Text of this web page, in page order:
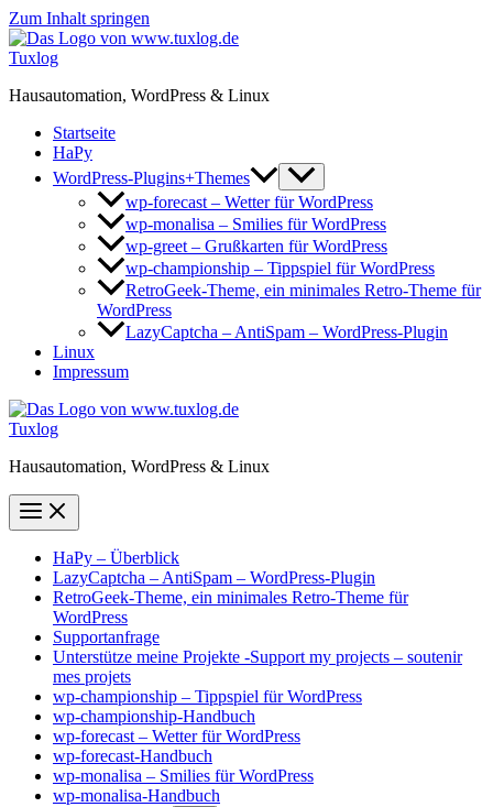
Zum Inhalt springen
Tuxlog
Hausautomation, WordPress & Linux
Startseite
HaPy
WordPress-Plugins+Themes
wp-forecast – Wetter für WordPress
wp-monalisa – Smilies für WordPress
wp-greet – Grußkarten für WordPress
wp-championship – Tippspiel für WordPress
RetroGeek-Theme, ein minimales Retro-Theme für
WordPress
LazyCaptcha – AntiSpam – WordPress-Plugin
Linux
Impressum
Tuxlog
Hausautomation, WordPress & Linux
HaPy – Überblick
LazyCaptcha – AntiSpam – WordPress-Plugin
RetroGeek-Theme, ein minimales Retro-Theme für
WordPress
Supportanfrage
Unterstütze meine Projekte -Support my projects – soutenir
mes projets
wp-championship – Tippspiel für WordPress
wp-championship-Handbuch
wp-forecast – Wetter für WordPress
wp-forecast-Handbuch
wp-monalisa – Smilies für WordPress
wp-monalisa-Handbuch